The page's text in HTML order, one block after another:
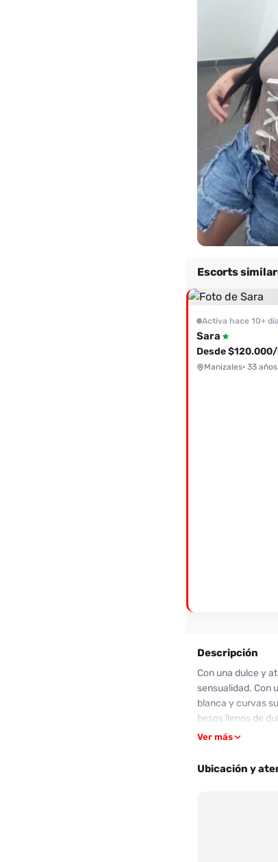
Escorts
Activa hace 10+
Sara
Desde
Manizales· 33 años
Descripción
Con una dulce y
sensualidad. Con
blanca y curvas
besos llenos de
también ofrece
Jerly está lista
Ver más
Ubicación y